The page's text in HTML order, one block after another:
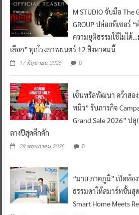
M STUDIO จับมือ The
GROUP ปล่อยทีเซอร์
ความยุติธรรมใช้ไม่ได้
เลือก” ทุกโรงภาพยนตร์ 12 สิงหาคมนี้
17 มิถุนายน 2026 0
เซ็นทรัลพัฒนา คว้าสอ
หมิว” รับภารกิจ
Grand Sale 2026” ป
ลางปีสุดคึกคัก
29 พฤษภาคม 2026 0
“มาย ภาคภูมิ” เปิดห้อ
ธรรมดาให้สมาร์ทขั้นสุ
Smart Home Meets